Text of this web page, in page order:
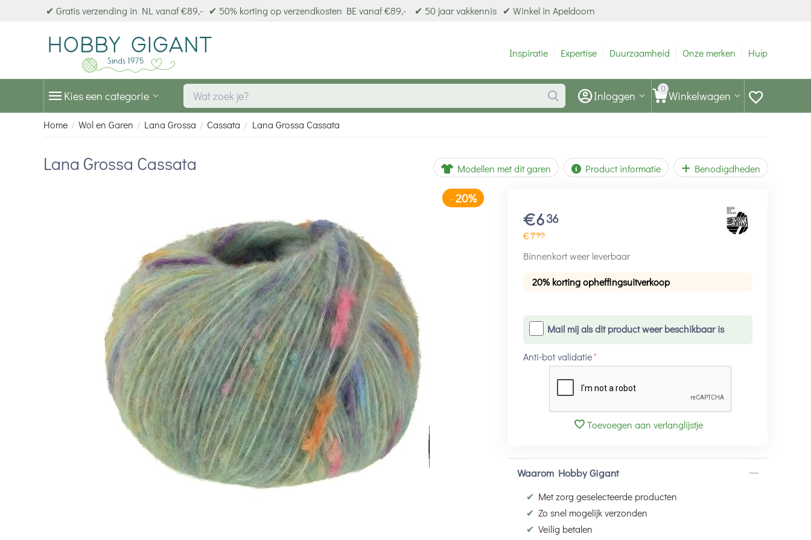
✔ Gratis verzending in NL vanaf €89,- ✔ 50% korting op verzendkosten BE vanaf €89,- ✔ 50 jaar vakkennis ✔ Winkel in Apeldoorn
Inspiratie Expertise Duurzaamheid Onze merken Hulp
Kies een categorie 0 Winkelwagen
Inloggen
Home / Wol en Garen / Lana Grossa / Cassata / Lana Grossa Cassata
Lana Grossa Cassata Modellen met dit garen Product informatie Benodigdheden
€6 36
€795
Binnenkort weer leverbaar
20% korting opheffingsuitverkoop
Mail mij als dit product weer beschikbaar is
Anti-bot validatie
Toevoegen aan verlanglijstje
Waarom Hobby Gigant
✔ Met zorg geselecteerde producten
✔ Zo snel mogelijk verzonden
✔ Veilig betalen